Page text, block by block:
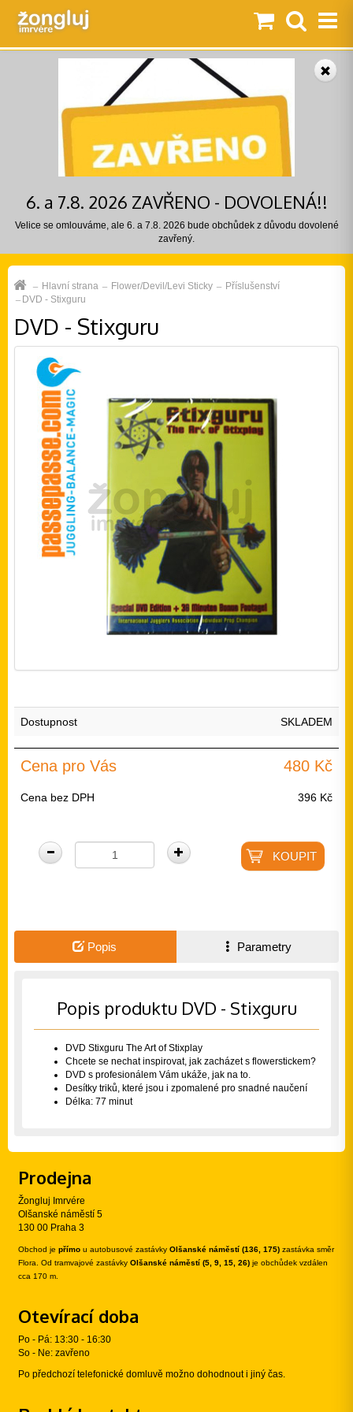
6. a 7.8. 2026 ZAVŘENO - DOVOLENÁ!!
Velice se omlouváme, ale 6. a 7.8. 2026 bude obchůdek z důvodu dovolené
zavřený.
Hlavní strana Flower/Devil/Levi Sticky
Příslušenství
DVD - Stixguru
DVD - Stixguru
Dostupnost SKLADEM
Cena pro Vás 480 Kč
Cena bez DPH 396 Kč
Popis Parametry
Popis produktu DVD - Stixguru
DVD Stixguru The Art of Stixplay
Chcete se nechat inspirovat, jak zacházet s flowerstickem?
DVD s profesionálem Vám ukáže, jak na to.
Desítky triků, které jsou i zpomalené pro snadné naučení
Délka: 77 minut
Prodejna
Žongluj Imrvére
Olšanské náměstí 5
130 00 Praha 3
Obchod je přímo u autobusové zastávky Olšanské náměstí (136, 175) zastávka směr
Flora. Od tramvajové zastávky Olšanské náměstí (5, 9, 15, 26) je obchůdek vzdálen
cca 170 m.
Otevírací doba
Po - Pá: 13:30 - 16:30
So - Ne: zavřeno
Po předchozí telefonické domluvě možno dohodnout i jiný čas.